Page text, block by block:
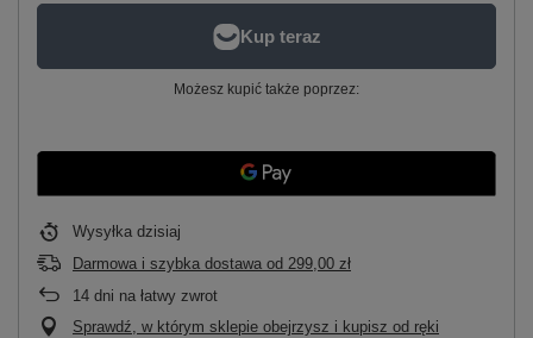
Możesz kupić także poprzez:
Wysyłka dzisiaj
Darmowa i szybka dostawa od 299,00 zł
14 dni na łatwy zwrot
Sprawdź, w którym sklepie obejrzysz i kupisz od ręki